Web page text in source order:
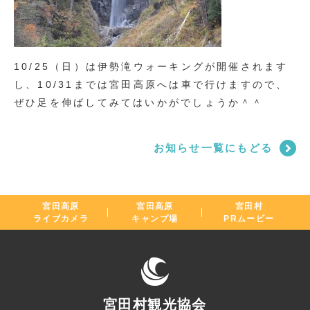
10/25（日）は伊勢滝ウォーキングが開催されます
し、10/31までは宮田高原へは車で行けますので、
ぜひ足を伸ばしてみてはいかがでしょうか＾＾
お知らせ一覧にもどる
宮田高原
ライブカメラ
宮田高原
キャンプ場
宮田村
PRムービー
宮田村観光協会